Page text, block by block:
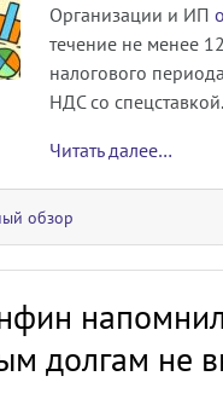
Организации и ИП
течение не менее
налогового
НДС со спецставкой.
Читать далее…
обзор
долгам не